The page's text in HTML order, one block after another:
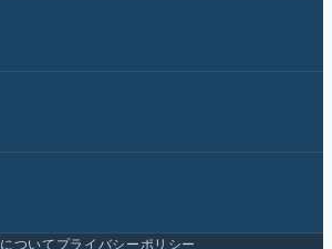
ついて プライバシーポリシー